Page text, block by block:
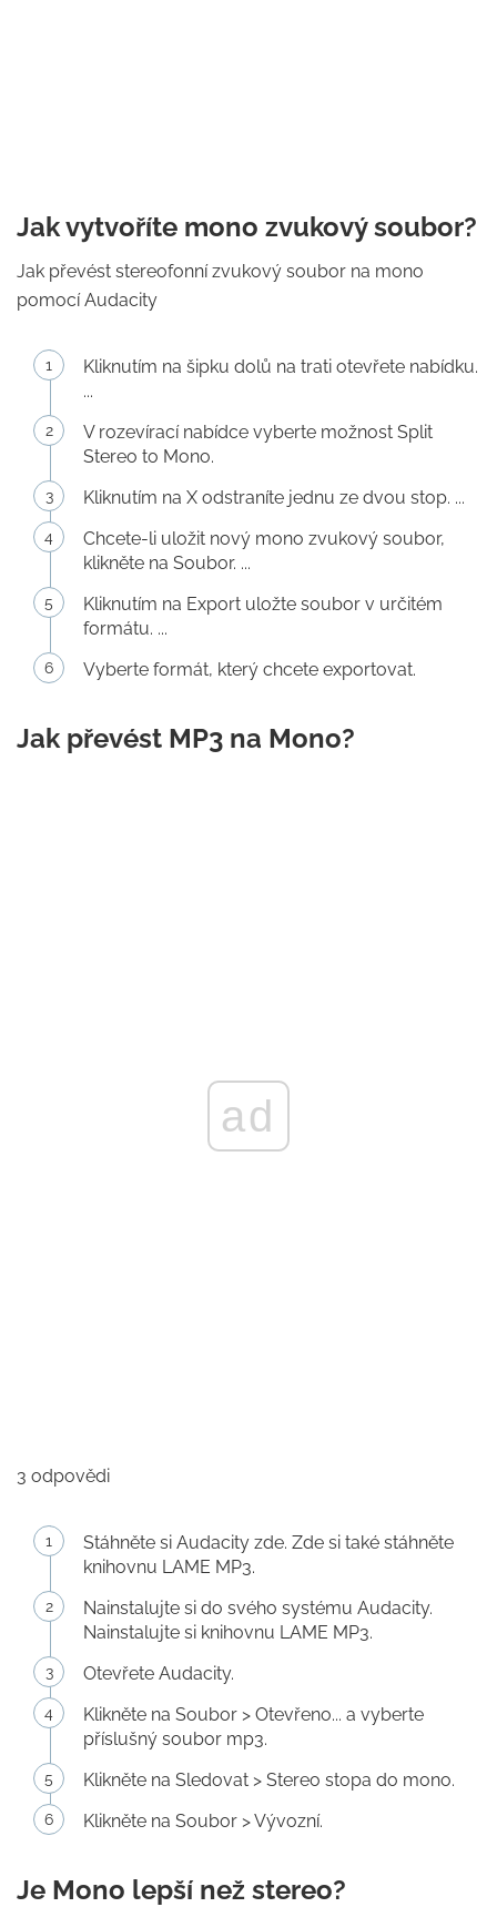
Jak vytvoříte mono zvukový soubor?
Jak převést stereofonní zvukový soubor na mono
pomocí Audacity
Kliknutím na šipku dolů na trati otevřete nabídku.
...
V rozevírací nabídce vyberte možnost Split
Stereo to Mono.
Kliknutím na X odstraníte jednu ze dvou stop. ...
Chcete-li uložit nový mono zvukový soubor,
klikněte na Soubor. ...
Kliknutím na Export uložte soubor v určitém
formátu. ...
Vyberte formát, který chcete exportovat.
Jak převést MP3 na Mono?
ad
3 odpovědi
Stáhněte si Audacity zde. Zde si také stáhněte
knihovnu LAME MP3.
Nainstalujte si do svého systému Audacity.
Nainstalujte si knihovnu LAME MP3.
Otevřete Audacity.
Klikněte na Soubor > Otevřeno... a vyberte
příslušný soubor mp3.
Klikněte na Sledovat > Stereo stopa do mono.
Klikněte na Soubor > Vývozní.
Je Mono lepší než stereo?